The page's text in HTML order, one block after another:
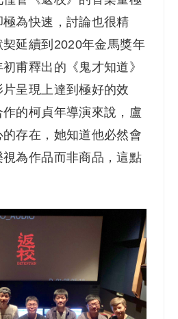
為快速，討論也很精
延續到2020年金馬獎年
甫釋出的《鬼才知道》
呈現上達到極好的效
的柯貞年導演來說，盧
存在，她知道他必然會
為作品而非商品，這點